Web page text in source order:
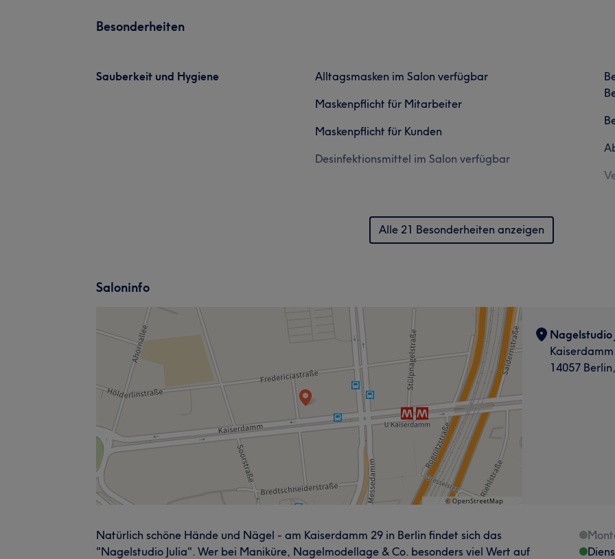
Besonderheiten
Sauberkeit und Hygiene
Alltagsmasken im Salon verfügbar
Maskenpflicht für Mitarbeiter
Maskenpflicht für Kunden
Desinfektionsmittel im Salon verfügbar
Alle 21 Besonderheiten anzeigen
Saloninfo
Nagelstudio
14057
Natürlich schöne Hände und Nägel - am Kaiserdamm 29 in Berlin findet sich das
"Nagelstudio Julia". Wer bei Maniküre, Nagelmodellage & Co. besonders viel Wert auf